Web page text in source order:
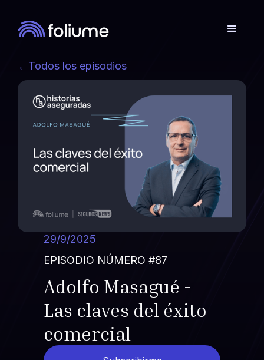
←Todos los episodios
29/9/2025
EPISODIO NÚMERO #87
Adolfo Masagué -
Las claves del éxito
comercial